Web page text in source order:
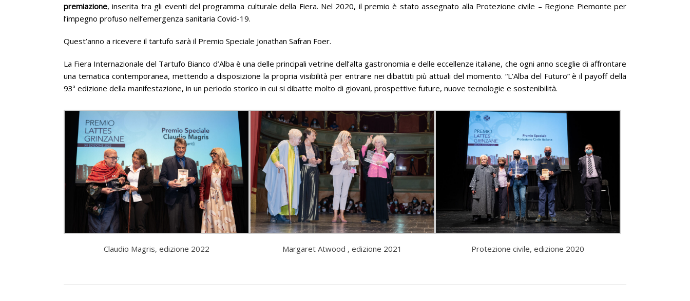
premiazione, inserita tra gli eventi del programma culturale della Fiera. Nel 2020, il premio è stato assegnato alla Protezione civile – Regione Piemonte per
l’impegno profuso nell’emergenza sanitaria Covid-19.
Quest’anno a ricevere il tartufo sarà il Premio Speciale Jonathan Safran Foer.
La Fiera Internazionale del Tartufo Bianco d’Alba è una delle principali vetrine dell’alta gastronomia e delle eccellenze italiane, che ogni anno sceglie di affrontare
una tematica contemporanea, mettendo a disposizione la propria visibilità per entrare nei dibattiti più attuali del momento. “L’Alba del Futuro” è il payoff della
93ª edizione della manifestazione, in un periodo storico in cui si dibatte molto di giovani, prospettive future, nuove tecnologie e sostenibilità.
Claudio Magris, edizione 2022 Margaret Atwood , edizione 2021 Protezione civile, edizione 2020